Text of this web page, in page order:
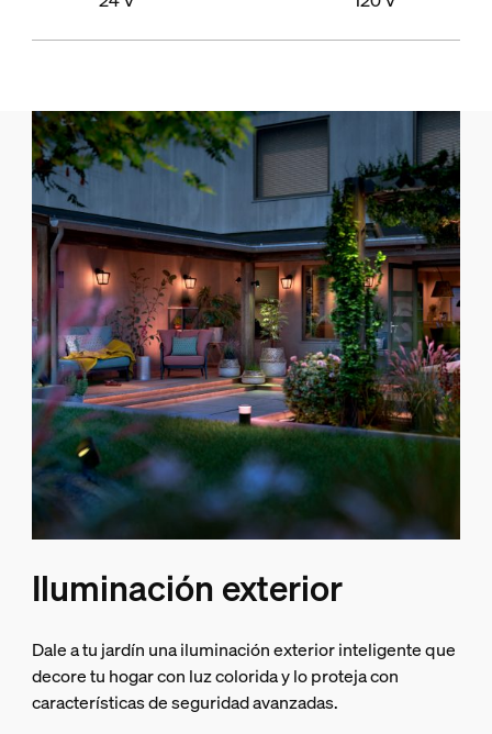
Iluminación exterior
Dale a tu jardín una iluminación exterior inteligente que
decore tu hogar con luz colorida y lo proteja con
características de seguridad avanzadas.